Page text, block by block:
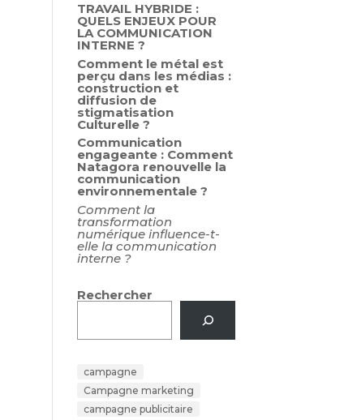
TRAVAIL HYBRIDE :
QUELS ENJEUX POUR
LA COMMUNICATION
INTERNE ?
Comment le métal est
perçu dans les médias :
construction et
diffusion de
stigmatisation
Culturelle ?
Communication
engageante : Comment
Natagora renouvelle la
communication
environnementale ?
Comment la
transformation
numérique influence-t-
elle la communication
interne ?
Rechercher
campagne
Campagne marketing
campagne publicitaire